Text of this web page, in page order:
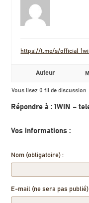
https://t.me/s/
Auteur
Vous lisez 0 fil de discussion
Répondre à : 1WIN –
Vos informations :
Nom (obligatoire) :
E-mail (ne sera pas